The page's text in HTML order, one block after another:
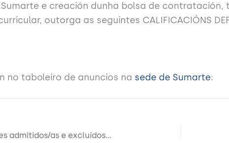
e creación dunha bolsa de
outorga as seguintes CALIFICACIÓNS
no taboleiro de anuncios na sede de Sumarte:
Listaxe definitiva de aspirantes admitidos/as e excluídos/as no proceso selectivo para a creación dunha bolsa de emprego de persoal laboral temporal